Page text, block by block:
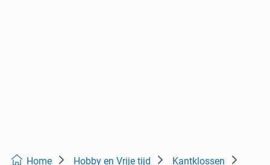
Home Hobby en Vrije tijd Kantklossen